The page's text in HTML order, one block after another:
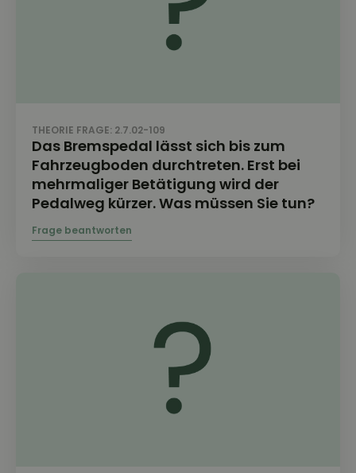
THEORIE FRAGE: 2.7.02-109
Das Bremspedal lässt sich bis zum
Fahrzeugboden durchtreten. Erst bei
mehrmaliger Betätigung wird der
Pedalweg kürzer. Was müssen Sie tun?